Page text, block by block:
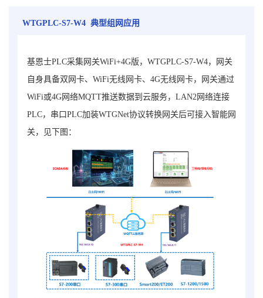
WTGPLC-S7-W4 典型组网应用
基恩士PLC采集网关WiFi+4G版，WTGPLC-S7-W4，
网关
自身具备双网卡、WiFi无线网卡、4G无线网卡，网关通过
WiFi或4G网络MQTT推送数据到云服务，LAN2网络连接
PLC， 串口PLC加装WTGNet协议转换网关后可接入智能网
关，
见下图：